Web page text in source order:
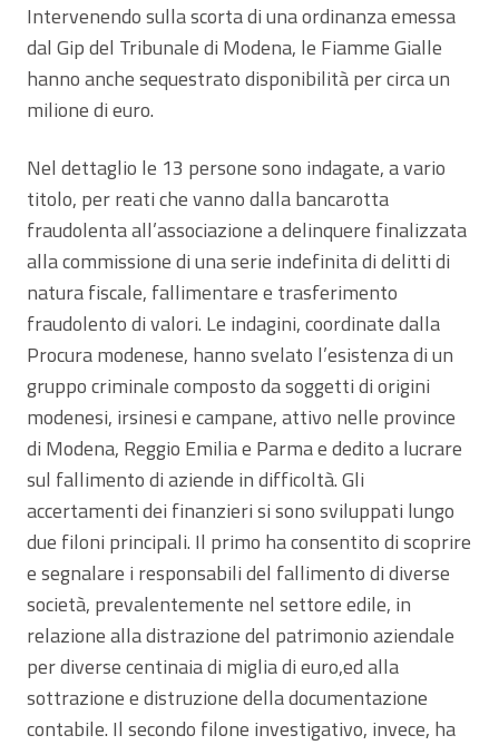
Intervenendo sulla scorta di una ordinanza emessa
dal Gip del Tribunale di Modena, le Fiamme Gialle
hanno anche sequestrato disponibilità per circa un
milione di euro.
Nel dettaglio le 13 persone sono indagate, a vario
titolo, per reati che vanno dalla bancarotta
fraudolenta all’associazione a delinquere finalizzata
alla commissione di una serie indefinita di delitti di
natura fiscale, fallimentare e trasferimento
fraudolento di valori. Le indagini, coordinate dalla
Procura modenese, hanno svelato l’esistenza di un
gruppo criminale composto da soggetti di origini
modenesi, irsinesi e campane, attivo nelle province
di Modena, Reggio Emilia e Parma e dedito a lucrare
sul fallimento di aziende in difficoltà. Gli
accertamenti dei finanzieri si sono sviluppati lungo
due filoni principali. Il primo ha consentito di scoprire
e segnalare i responsabili del fallimento di diverse
società, prevalentemente nel settore edile, in
relazione alla distrazione del patrimonio aziendale
per diverse centinaia di miglia di euro,ed alla
sottrazione e distruzione della documentazione
contabile. Il secondo filone investigativo, invece, ha